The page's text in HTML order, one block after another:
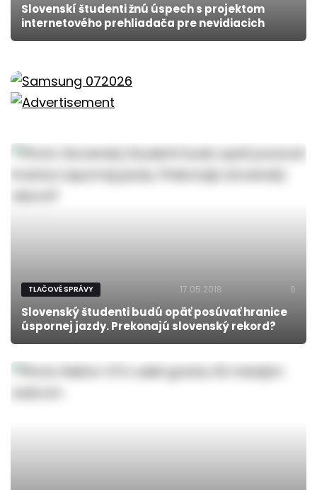
Slovenskí študenti žnú úspech s projektom
internetového prehliadača pre nevidiacich
TLAČOVÉ SPRÁVY 17.05.2018 0
Slovenský študenti budú opäť posúvať hranice
úspornej jazdy. Prekonajú slovenský rekord?